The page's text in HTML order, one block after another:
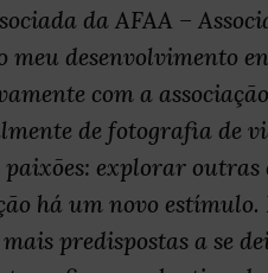
da AFAA –
meu desenvolvimento
com a
de fotografia de
paixões: explorar
há um novo
mais predispostas a se